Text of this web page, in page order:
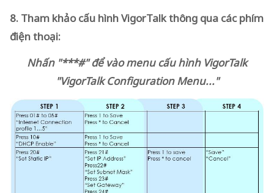
8. Tham khảo cấu hình VigorTalk thông qua các phím
điện thoại:
Nhấn "***#" để vào menu cấu hình VigorTalk
"VigorTalk Configuration Menu..."